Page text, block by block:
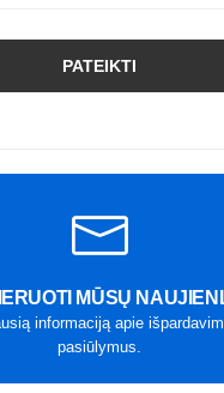
PATEIKTI
MŪSŲ
informaciją apie
pasiūlymus.